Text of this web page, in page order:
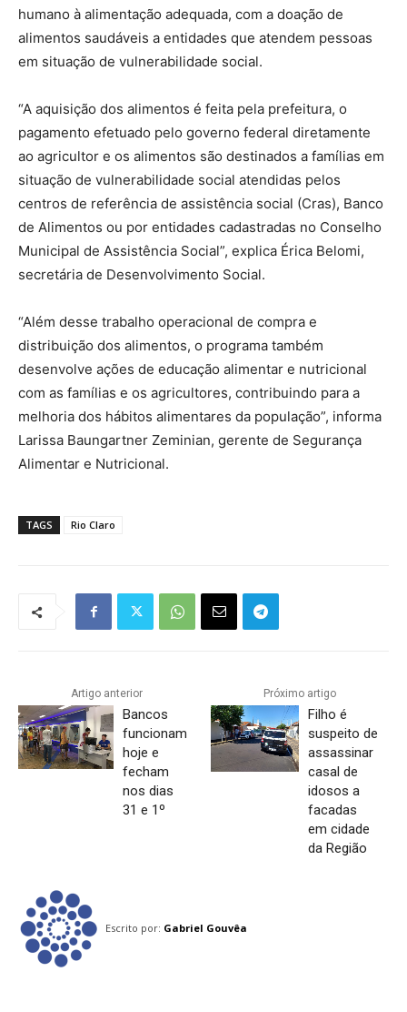
humano à alimentação adequada, com a doação de
alimentos saudáveis a entidades que atendem pessoas
em situação de vulnerabilidade social.
“A aquisição dos alimentos é feita pela prefeitura, o
pagamento efetuado pelo governo federal diretamente
ao agricultor e os alimentos são destinados a famílias em
situação de vulnerabilidade social atendidas pelos
centros de referência de assistência social (Cras), Banco
de Alimentos ou por entidades cadastradas no Conselho
Municipal de Assistência Social”, explica Érica Belomi,
secretária de Desenvolvimento Social.
“Além desse trabalho operacional de compra e
distribuição dos alimentos, o programa também
desenvolve ações de educação alimentar e nutricional
com as famílias e os agricultores, contribuindo para a
melhoria dos hábitos alimentares da população”, informa
Larissa Baungartner Zeminian, gerente de Segurança
Alimentar e Nutricional.
TAGS Rio Claro
Artigo anterior
Bancos
funcionam
hoje e
fecham
nos dias
31 e 1º
Próximo artigo
Filho é
suspeito de
assassinar
casal de
idosos a
facadas
em cidade
da Região
Escrito por: Gabriel Gouvêa